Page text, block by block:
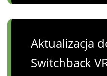
Aktualizacja
Switchback